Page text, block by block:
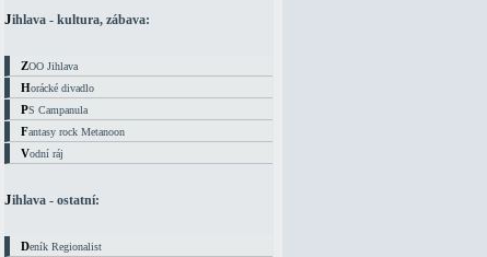
Jihlava - kultura, zábava:
ZOO Jihlava
Horácké divadlo
PS Campanula
Fantasy rock Metanoon
Vodní ráj
Jihlava - ostatní:
Deník Regionalist